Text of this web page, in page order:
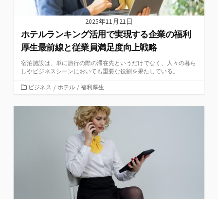
2025年11月21日
ホテルランキング活用で実現する企業の福利
厚生最前線と従業員満足度向上戦略
宿泊施設は、単に旅行の際の滞在先というだけでなく、人々の暮ら
しやビジネスシーンにおいても重要な役割を果たしている。
カ
ゴ
ビジネス / ホテル / 福利厚生